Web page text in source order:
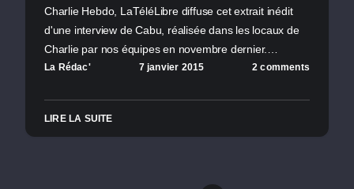
Charlie Hebdo, LaTéléLibre diffuse cet extrait inédit
d'une interview de Cabu, réalisée dans les locaux de
Charlie par nos équipes en novembre dernier.…
La Rédac' 7 janvier 2015 2 comments
LIRE LA SUITE